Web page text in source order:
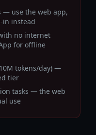
— use the web app,
in instead
no internet
for offline
tokens/day) —
tier
tasks — the web
use